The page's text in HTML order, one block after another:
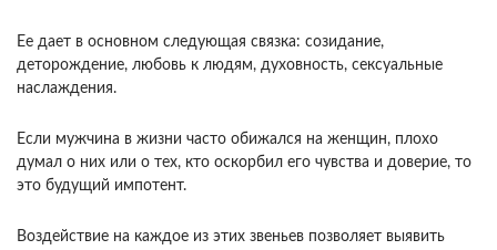
Ее дает в основном следующая связка: созидание,
деторождение, любовь к людям, духовность, сексуальные
наслаждения.
Если мужчина в жизни часто обижался на женщин, плохо
думал о них или о тех, кто оскорбил его чувства и доверие, то
это будущий импотент.
Воздействие на каждое из этих звеньев позволяет выявить